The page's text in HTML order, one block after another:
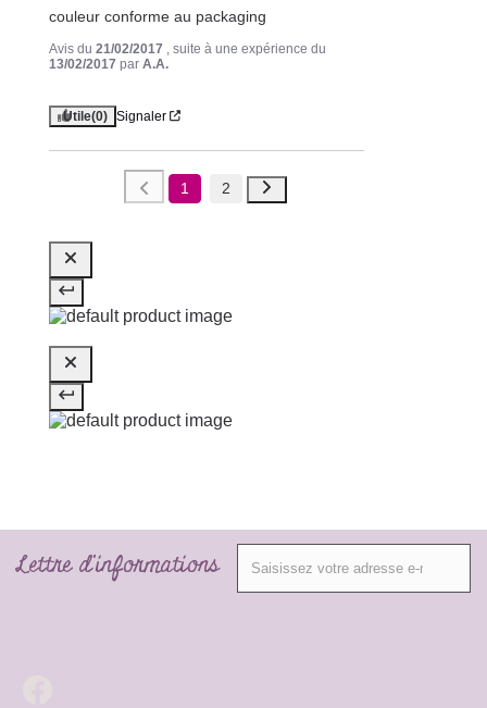
couleur conforme au packaging
Avis du 21/02/2017 , suite à une expérience du
13/02/2017 par A.A.
Utile(0) Signaler
1 2
Lettre d'informations